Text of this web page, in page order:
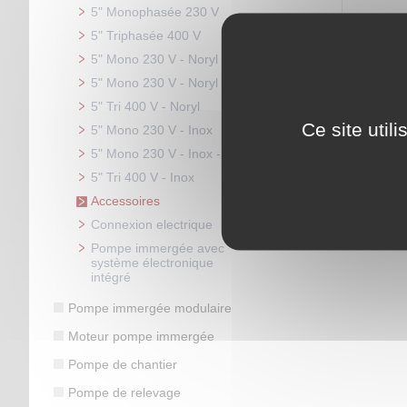
5" Monophasée 230 V
5" Triphasée 400 V
5" Mono 230 V - Noryl
5" Mono 230 V - Noryl - Auto
5" Tri 400 V - Noryl
5" Mono 230 V - Inox
5" Mono 230 V - Inox - Auto
5" Tri 400 V - Inox
Accessoires
Connexion electrique
Pompe immergée avec
système électronique
intégré
Pompe immergée modulaire
Moteur pompe immergée
Pompe de chantier
Pompe de relevage
Filin inox
Ce site